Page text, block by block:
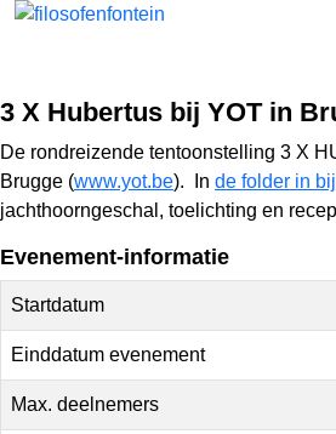
3 X Hubertus bij YOT in
De rondreizende tentoonstelling 3 X
Brugge (www.yot.be). In de folder in
jachthoorngeschal, toelichting en
Evenement-informatie
Startdatum
Einddatum evenement
Max. deelnemers